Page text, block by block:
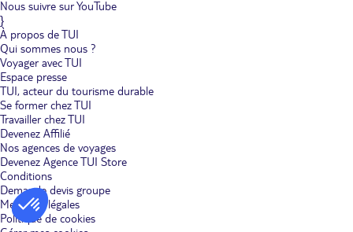
Nous suivre sur YouTube
}
À propos de TUI
Qui sommes nous ?
Voyager avec TUI
Espace presse
TUI, acteur du tourisme durable
Se former chez TUI
Travailler chez TUI
Devenez Affilié
Nos agences de voyages
Devenez Agence TUI Store
Conditions
Demande devis groupe
Mentions légales
Politique de cookies